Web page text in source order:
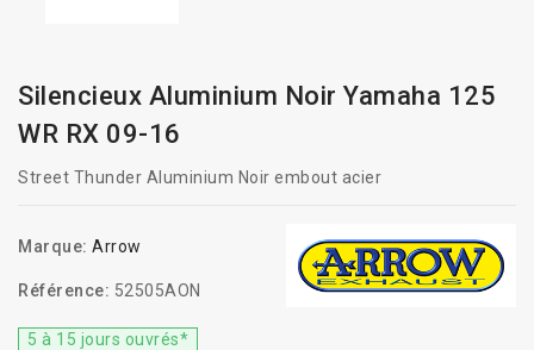
Silencieux Aluminium Noir Yamaha 125
WR RX 09-16
Street Thunder Aluminium Noir embout acier
Marque: Arrow
Référence: 52505AON
5 à 15 jours ouvrés*